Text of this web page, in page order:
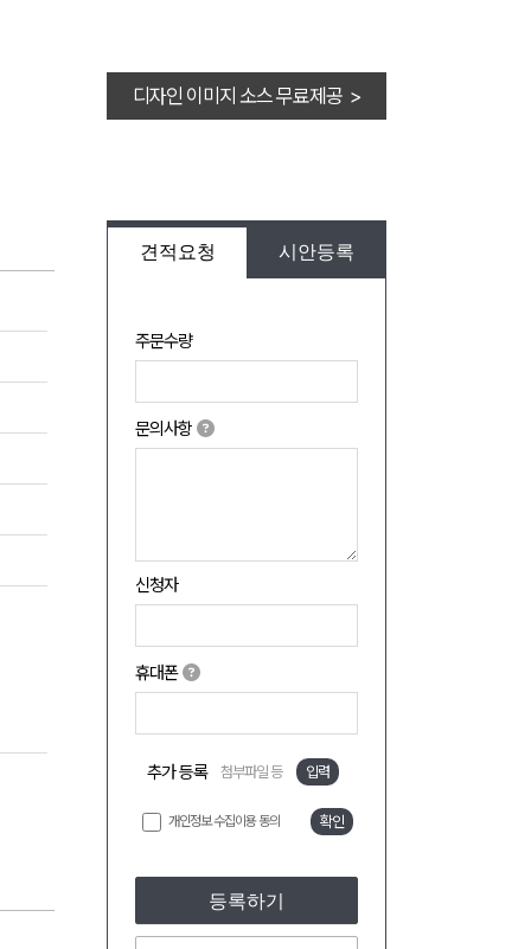
디자인 이미지 소스 무료제공 >
견적요청 시안등록
주문수량
문의사항
신청자
휴대폰
추가 등록 첨부파일 등 입력
개인정보 수집이용 동의 확인
등록하기